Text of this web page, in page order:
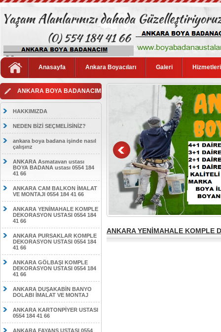
Anasayfa Ankara Boyacıları Galeri
ANKARA BOYA BADANACIM
HAKKIMIZDA
NEDEN BİZİ SEÇMELİSİNİZ?
ankara boya badana işinde nasıl
çalışırız
ANKARA Asmatavan ustası
BOYA BADANA ustası 0554 184
41 66
ANKARA CAM BALKON İMALAT
VE MONTAJI 0554 184 41 66
ANKARA YENİMAHALE KOMPLE
DEKORASYON USTASI 0554 184
41 66
ANKARA PURSAKLAR KOMPLE
DEKORASYON USTASI 0554 184
41 66
ANKARA GÖLBAŞI KOMPLE
DEKORASYON USTASI 0554 184
41 66
ANKARA DUŞAKABİN BANYO
DOLABI İMALAT VE MONTAJ
ANKARA KARTONPİYER USTASI
0554 184 41 66
ANKARA FAYANS USTASI 0554
ANKARA YENİMAHALE KOMPLE